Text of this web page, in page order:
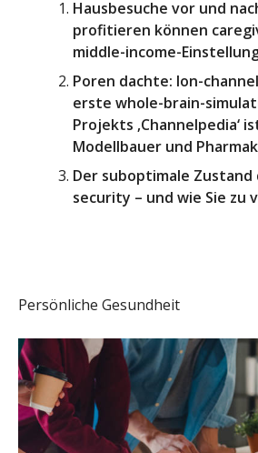
Hausbesuche vor und
profitieren können
middle-income-
Poren dachte: Ion-
erste whole-brain-
Projekts ‚Channelpedia‘
Modellbauer und
Der suboptimale
security – und wie Sie zu
Persönliche Gesundheit